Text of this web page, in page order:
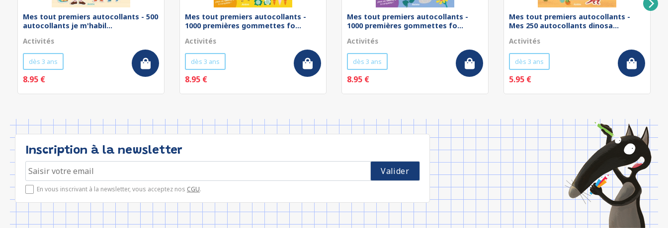
Mes tout premiers autocollants - 500
autocollants je m'habil...
Activités
dès 3 ans
8.95 €
Mes tout premiers autocollants -
1000 premières gommettes fo...
Activités
dès 3 ans
8.95 €
Mes tout premiers autocollants -
1000 premières gommettes fo...
Activités
dès 3 ans
8.95 €
Mes tout premiers autocollants -
Mes 250 autocollants dinosa...
Activités
dès 3 ans
5.95 €
Inscription à la newsletter
En vous inscrivant à la newsletter, vous acceptez nos CGU.